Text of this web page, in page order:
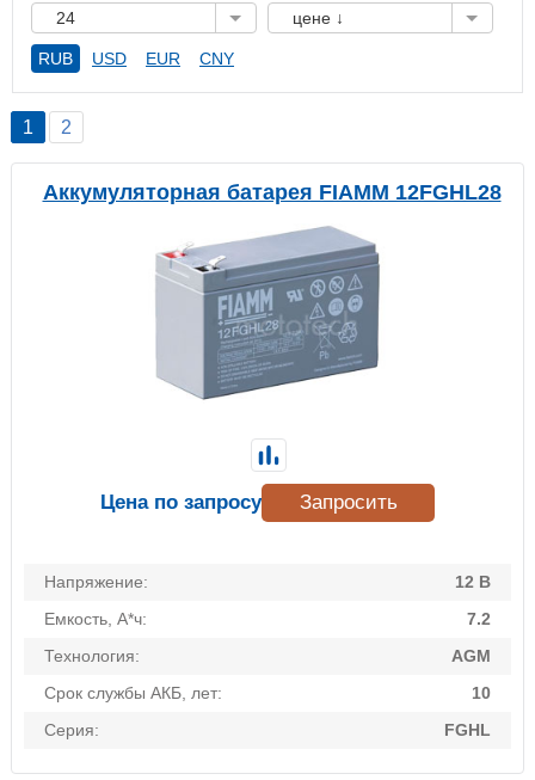
24
цене ↓
RUB USD EUR CNY
1 2
Аккумуляторная батарея FIAMM 12FGHL28
Напряжение:
12 В
Емкость, А*ч:
7.2
Технология:
AGM
Срок службы АКБ, лет:
10
Серия:
FGHL
Цена по запросу Запросить